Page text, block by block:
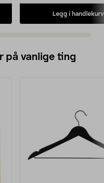
Legg i handlekurv
på vanlige ting